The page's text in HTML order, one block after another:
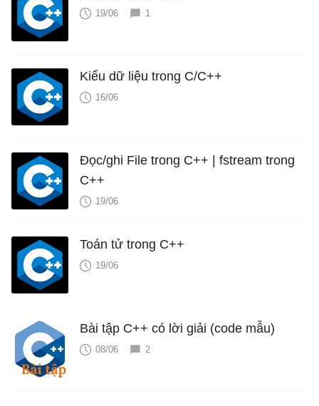
19/06 1
Kiểu dữ liệu trong C/C++
16/06
Đọc/ghi File trong C++ | fstream trong
C++
19/06
Toán tử trong C++
19/06
Bài tập C++ có lời giải (code mẫu)
08/06 2